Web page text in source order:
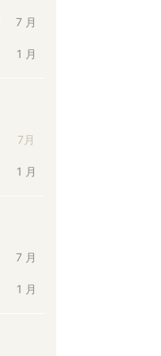
7 月
1 月
7月
1 月
7 月
1 月